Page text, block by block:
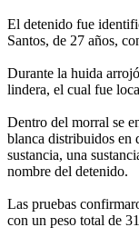
El detenido fue
Santos, de 27 años,
Durante la huida
lindera, el cual fue
Dentro del morral se
blanca distribuidos en
sustancia, una
nombre del detenido.
Las pruebas
con un peso total de